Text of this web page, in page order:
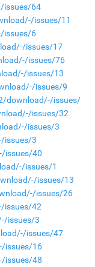
issues/64
issues/11
issues/6
issues/17
issues/76
issues/13
issues/9
download/-/issues/
issues/32
issues/3
issues/3
issues/40
issues/1
issues/13
issues/26
issues/42
issues/3
issues/47
issues/16
issues/48